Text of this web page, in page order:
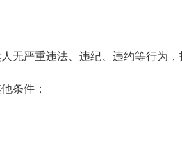
无严重违法、违纪、违约等行为
条件；